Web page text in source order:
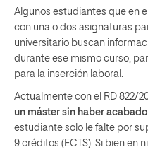
Algunos estudiantes que en
con una o dos asignaturas
universitario buscan
durante ese mismo curso,
para la inserción laboral.
Actualmente con el RD 822/
un máster sin haber
estudiante solo le falte por
9 créditos (ECTS). Si bien en